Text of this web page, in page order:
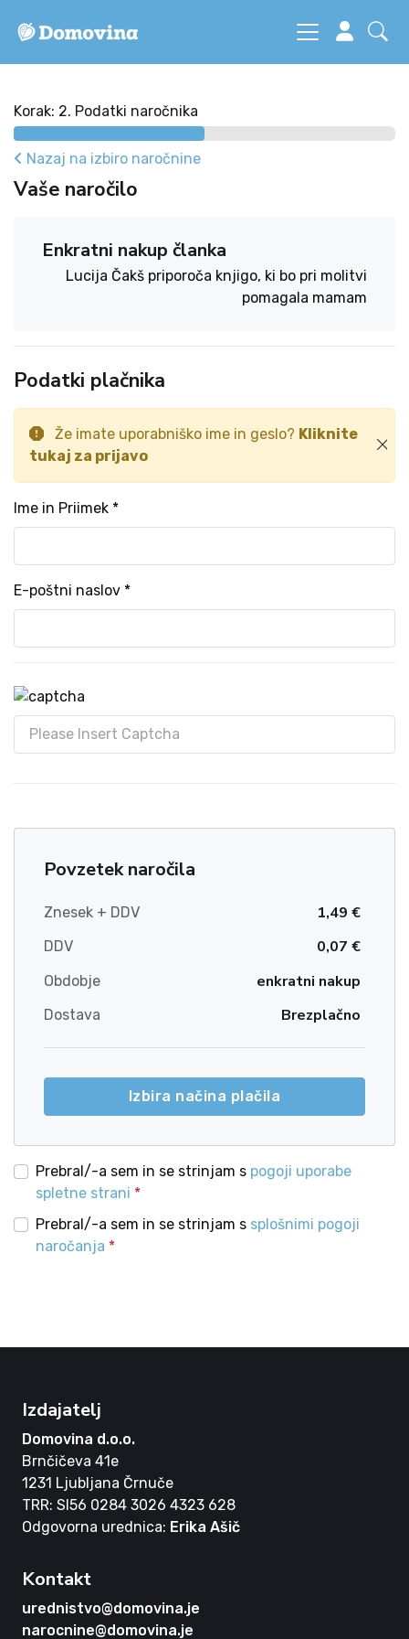
Korak: 2. Podatki naročnika
Nazaj na izbiro naročnine
Vaše naročilo
Enkratni nakup članka
Lucija Čakš priporoča knjigo, ki bo pri molitvi
pomagala mamam
Podatki plačnika
Že imate uporabniško ime in geslo? Kliknite
tukaj za prijavo
Ime in Priimek *
E-poštni naslov *
Povzetek naročila
Znesek + DDV 1,49 €
DDV 0,07 €
Obdobje enkratni nakup
Dostava Brezplačno
Izbira načina plačila
Prebral/-a sem in se strinjam s pogoji uporabe
spletne strani *
Prebral/-a sem in se strinjam s splošnimi pogoji
naročanja *
Izdajatelj
Domovina d.o.o.
Brnčičeva 41e
1231 Ljubljana Črnuče
TRR: SI56 0284 3026 4323 628
Odgovorna urednica: Erika Ašič
Kontakt
urednistvo@domovina.je
narocnine@domovina.je